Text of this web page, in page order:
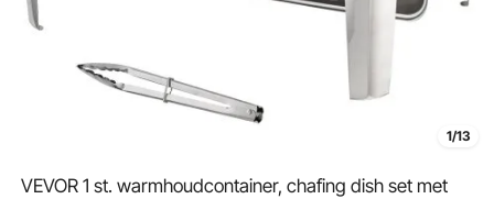
1/13
VEVOR 1 st. warmhoudcontainer, chafing dish set met